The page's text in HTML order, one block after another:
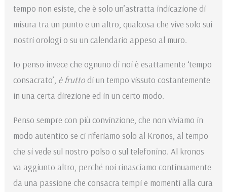
tempo non esiste, che è solo un’astratta indicazione di
misura tra un punto e un altro, qualcosa che vive solo sui
nostri orologi o su un calendario appeso al muro.
Io penso invece che ognuno di noi è esattamente ‘tempo
consacrato’, è fruttodi un tempo vissuto costantemente
in una certa direzione ed in un certo modo.
Penso sempre con più convinzione, che non viviamo in
modo autentico se ci riferiamo solo al Kronos, al tempo
che si vede sul nostro polso o sul telefonino. Al kronos
va aggiunto altro, perché noi rinasciamo continuamente
da una passione che consacra tempi e momenti alla cura